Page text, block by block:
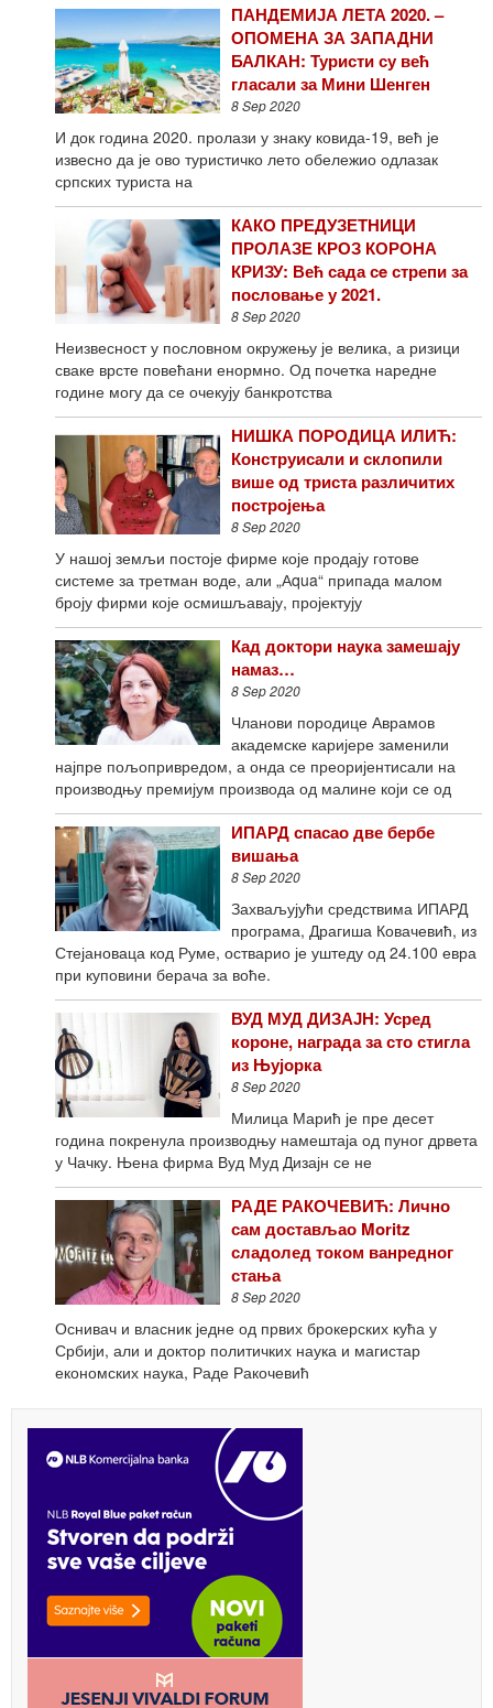
ПАНДЕМИЈА ЛЕТА 2020. –
ОПОМЕНА ЗА ЗАПАДНИ
БАЛКАН: Туристи су већ
гласали за Мини Шенген
8 Sep 2020
И док година 2020. пролази у знаку ковида-19, већ је
извесно да је ово туристичко лето обележио одлазак
српских туриста на
КАКО ПРЕДУЗЕТНИЦИ
ПРОЛАЗЕ КРОЗ КОРОНА
КРИЗУ: Већ сада сe стрепи за
пословање у 2021.
8 Sep 2020
Неизвесност у пословном окружењу је велика, а ризици
сваке врсте повећани енормно. Од почетка наредне
године могу да се очекују банкротства
НИШКА ПОРОДИЦА ИЛИЋ:
Конструисали и склопили
више од триста различитих
постројења
8 Sep 2020
У нашој земљи постоје фирме које продају готове
системе за третман воде, али „Аqua“ припада малом
броју фирми које осмишљавају, пројектују
Кад доктори наука замешају
намаз…
8 Sep 2020
Чланови породице Аврамов
академске каријере заменили
најпре пољопривредом, а онда се преоријентисали на
производњу премијум производа од малине који се од
ИПАРД спасао две бербе
вишања
8 Sep 2020
Захваљујући средствима ИПАРД
програма, Драгиша Ковачевић, из
Стејановаца код Руме, остварио је уштеду од 24.100 евра
при куповини берача за воће.
ВУД МУД ДИЗАЈН: Усред
короне, награда за сто стигла
из Њујорка
8 Sep 2020
Милица Марић је пре десет
година покренула производњу намештаја од пуног дрвета
у Чачку. Њена фирма Вуд Муд Дизајн се не
РАДЕ РАКОЧЕВИЋ: Лично
сам достављао Moritz
сладолед током ванредног
стања
8 Sep 2020
Оснивач и власник једне од првих брокерских кућа у
Србији, али и доктор политичких наука и магистар
економских наука, Раде Ракочевић